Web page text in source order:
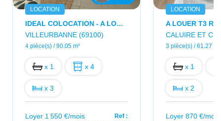
LOCATION
IDEAL COLOCATION - A LOUER T4 MEUBLE DE 90.05 M² - 7 RUE DES PEUPLIERS A VILLEURBANNE
VILLEURBANNE (69100)
4 pièce(s) / 90.05 m²
x 1 x 4
x 3
Loyer 1 550 €/mois
Ref :
LOCATION
CALUIRE ET
3 pièce(s) / 61.27 m²
x 1
x 2
Loyer 870 €/mois